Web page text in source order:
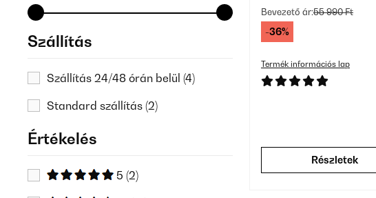
Szállítás
Szállítás 24/48 órán belül (4)
Standard szállítás (2)
Értékelés
5 (2)
Bevezető ár:55 990 Ft
-36%
Termék információs lap
Részletek